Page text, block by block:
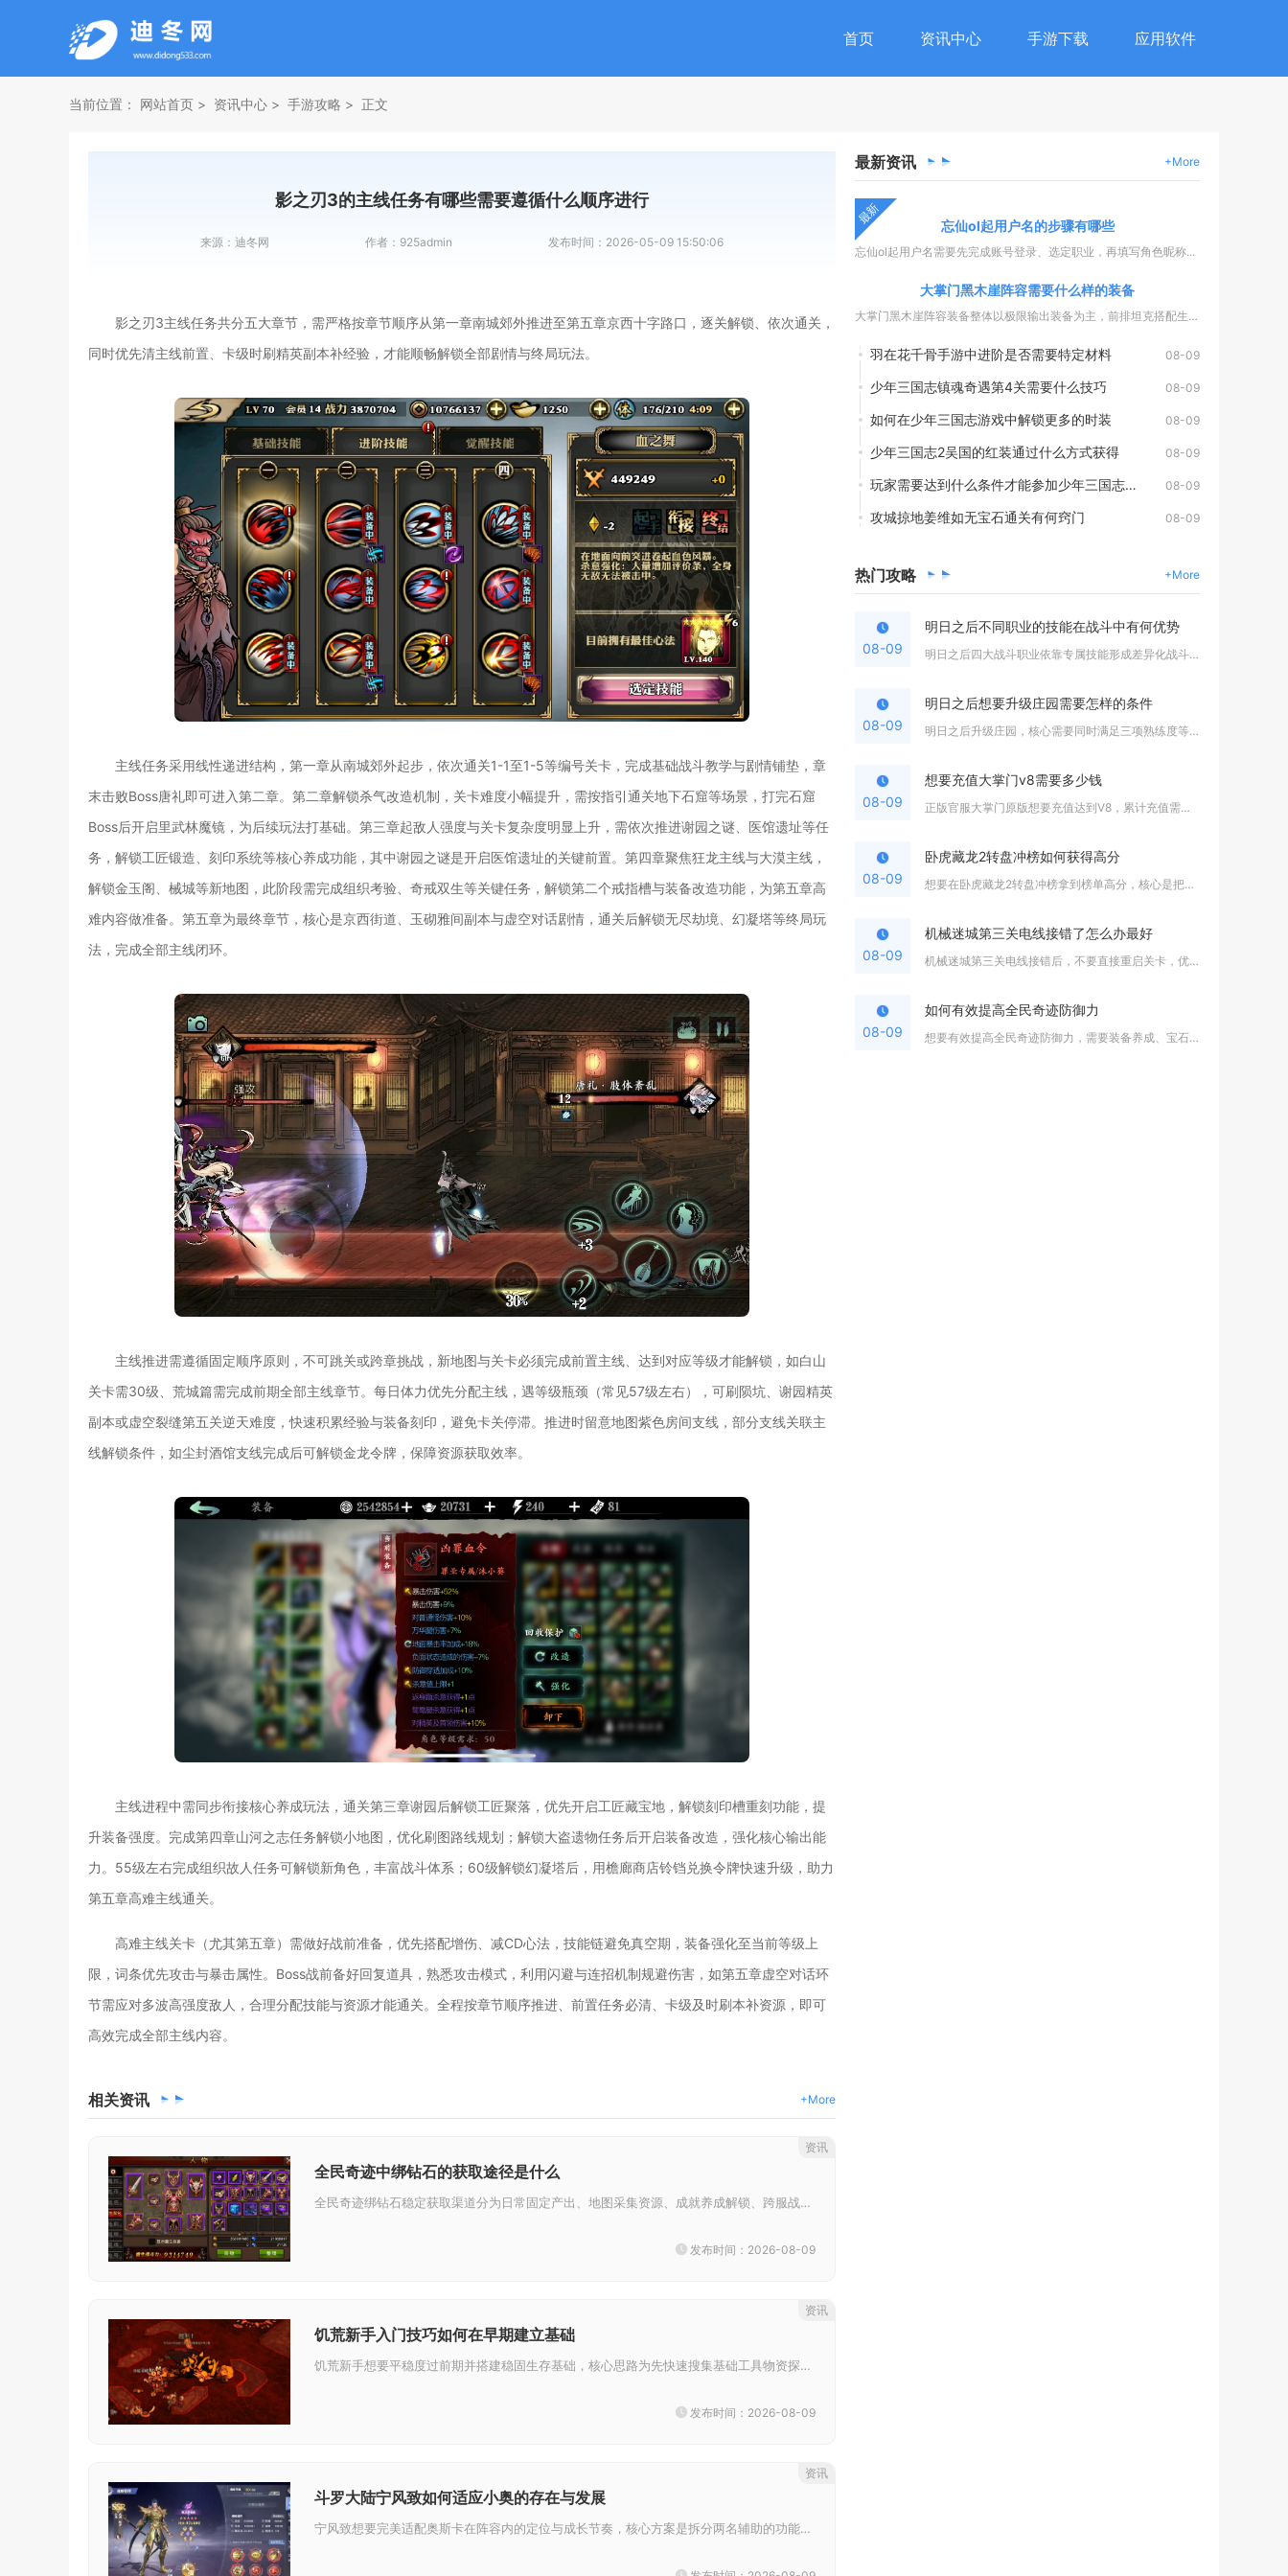
首页 资讯中心 手游下载 应用软件
当前位置： 网站首页 资讯中心 手游攻略 正文
影之刃3的主线任务有哪些需要遵循什么顺序进行
来源： 迪冬网 作者： 925admin 发布时间： 2026-05-09 15:50:06
影之刃3主线任务共分五大章节，需严格按章节顺序从第一章南城郊外推进至第五章京西十字路口，逐关解锁、依次通关，
同时优先清主线前置、卡级时刷精英副本补经验，才能顺畅解锁全部剧情与终局玩法。
主线任务采用线性递进结构，第一章从南城郊外起步，依次通关1-1至1-5等编号关卡，完成基础战斗教学与剧情铺垫，章
末击败Boss唐礼即可进入第二章。第二章解锁杀气改造机制，关卡难度小幅提升，需按指引通关地下石窟等场景，打完石窟
Boss后开启里武林魔镜，为后续玩法打基础。第三章起敌人强度与关卡复杂度明显上升，需依次推进谢园之谜、医馆遗址等任
务，解锁工匠锻造、刻印系统等核心养成功能，其中谢园之谜是开启医馆遗址的关键前置。第四章聚焦狂龙主线与大漠主线，
解锁金玉阁、械城等新地图，此阶段需完成组织考验、奇戒双生等关键任务，解锁第二个戒指槽与装备改造功能，为第五章高
难内容做准备。第五章为最终章节，核心是京西街道、玉砌雅间副本与虚空对话剧情，通关后解锁无尽劫境、幻凝塔等终局玩
法，完成全部主线闭环。
主线推进需遵循固定顺序原则，不可跳关或跨章挑战，新地图与关卡必须完成前置主线、达到对应等级才能解锁，如白山
关卡需30级、荒城篇需完成前期全部主线章节。每日体力优先分配主线，遇等级瓶颈（常见57级左右），可刷陨坑、谢园精英
副本或虚空裂缝第五关逆天难度，快速积累经验与装备刻印，避免卡关停滞。推进时留意地图紫色房间支线，部分支线关联主
线解锁条件，如尘封酒馆支线完成后可解锁金龙令牌，保障资源获取效率。
主线进程中需同步衔接核心养成玩法，通关第三章谢园后解锁工匠聚落，优先开启工匠藏宝地，解锁刻印槽重刻功能，提
升装备强度。完成第四章山河之志任务解锁小地图，优化刷图路线规划；解锁大盗遗物任务后开启装备改造，强化核心输出能
力。55级左右完成组织故人任务可解锁新角色，丰富战斗体系；60级解锁幻凝塔后，用檐廊商店铃铛兑换令牌快速升级，助力
第五章高难主线通关。
高难主线关卡（尤其第五章）需做好战前准备，优先搭配增伤、减CD心法，技能链避免真空期，装备强化至当前等级上
限，词条优先攻击与暴击属性。Boss战前备好回复道具，熟悉攻击模式，利用闪避与连招机制规避伤害，如第五章虚空对话环
节需应对多波高强度敌人，合理分配技能与资源才能通关。全程按章节顺序推进、前置任务必清、卡级及时刷本补资源，即可
高效完成全部主线内容。
相关资讯 +More
全民奇迹中绑钻石的获取途径是什么
全民奇迹绑钻石稳定获取渠道分为日常固定产出、地图采集资源、成就养成解锁、跨服战盟赛事、礼包限时福利五大类，每日稳定完成全...
发布时间：2026-08-09
资讯
饥荒新手入门技巧如何在早期建立基础
饥荒新手想要平稳度过前期并搭建稳固生存基础，核心思路为先快速搜集基础工具物资探明地形，再选址安家解锁一级科技，同步搭建永...
发布时间：2026-08-09
资讯
斗罗大陆宁风致如何适应小奥的存在与发展
宁风致想要完美适配奥斯卡在阵容内的定位与成长节奏，核心方案是拆分两名辅助的功能区间，以魂力续航、生存兜底两大方向形成能力...
资讯
最新资讯 +More
最新 忘仙ol起用户名的步骤有哪些
忘仙ol起用户名需要先完成账号登录、选定职业，再填写角色昵称...
大掌门黑木崖阵容需要什么样的装备
大掌门黑木崖阵容装备整体以极限输出装备为主，前排坦克搭配生存...
羽在花千骨手游中进阶是否需要特定材料 08-09
少年三国志镇魂奇遇第4关需要什么技巧 08-09
如何在少年三国志游戏中解锁更多的时装 08-09
少年三国志2吴国的红装通过什么方式获得 08-09
玩家需要达到什么条件才能参加少年三国志皇陵探宝 08-09
攻城掠地姜维如无宝石通关有何窍门 08-09
热门攻略 +More
08-09
明日之后不同职业的技能在战斗中有何优势
明日之后四大战斗职业依靠专属技能形成差异化战斗优势，步枪兵适...
08-09
明日之后想要升级庄园需要怎样的条件
明日之后升级庄园，核心需要同时满足三项熟练度等级达标、备齐指...
08-09
想要充值大掌门v8需要多少钱
正版官服大掌门原版想要充值达到V8，累计充值需要1500元，...
08-09
卧虎藏龙2转盘冲榜如何获得高分
想要在卧虎藏龙2转盘冲榜拿到榜单高分，核心是把控每日抽奖次数...
08-09
机械迷城第三关电线接错了怎么办最好
机械迷城第三关电线接错后，不要直接重启关卡，优先调整起重机控...
08-09
如何有效提高全民奇迹防御力
想要有效提高全民奇迹防御力，需要装备养成、宝石萤石搭配、属性...